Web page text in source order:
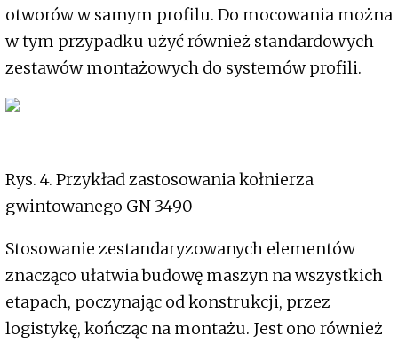
otworów w samym profilu. Do mocowania można
w tym przypadku użyć również standardowych
zestawów montażowych do systemów profili.
Rys. 4. Przykład zastosowania kołnierza
gwintowanego GN 3490
Stosowanie zestandaryzowanych elementów
znacząco ułatwia budowę maszyn na wszystkich
etapach, poczynając od konstrukcji, przez
logistykę, kończąc na montażu. Jest ono również